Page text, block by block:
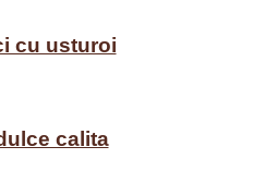
cu usturoi
calita